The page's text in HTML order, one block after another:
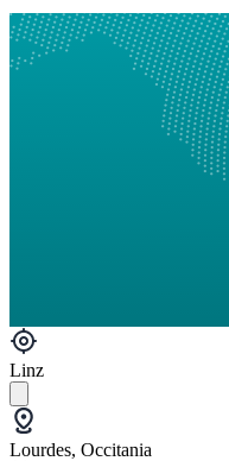
Linz
Lourdes, Occitania